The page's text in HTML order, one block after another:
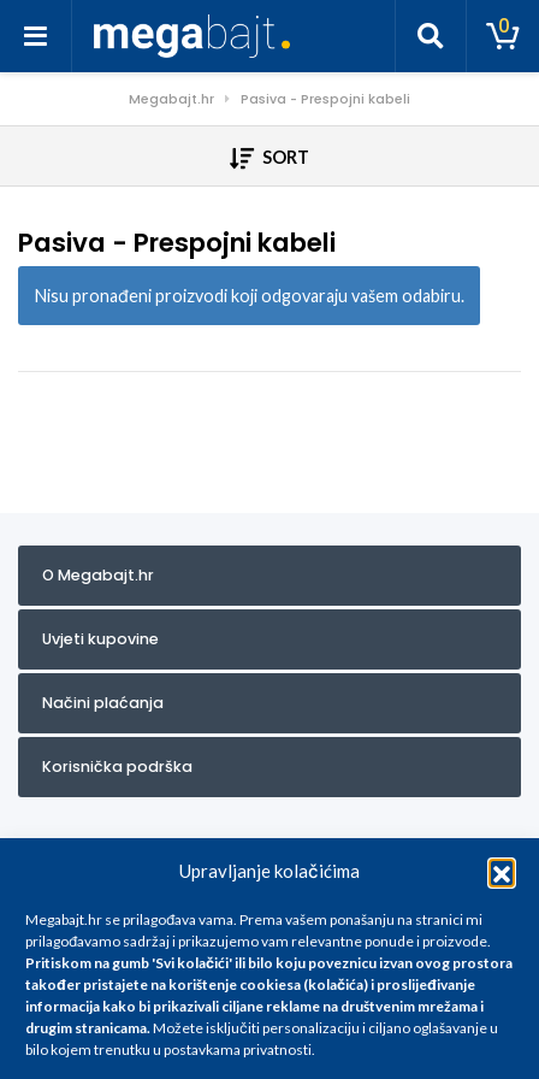
Upravljanje kolačićima
Megabajt.hr se prilagođava vama. Prema vašem ponašanju na stranici mi
prilagođavamo sadržaj i prikazujemo vam relevantne ponude i proizvode.
Pritiskom na gumb 'Svi kolačići' ili bilo koju poveznicu izvan ovog prostora
također pristajete na korištenje cookiesa (kolačića) i proslijeđivanje
informacija kako bi prikazivali ciljane reklame na društvenim mrežama i
drugim stranicama.Možete isključiti personalizaciju i ciljano oglašavanje u
bilo kojem trenutku u postavkama privatnosti.
0
Megabajt.hr Pasiva - Prespojni kabeli
SORT
Pasiva - Prespojni kabeli
Nisu pronađeni proizvodi koji odgovaraju vašem odabiru.
O Megabajt.hr
Uvjeti kupovine
Načini plaćanja
Korisnička podrška
Za artikle kojih trenutno nema u ponudi obratite nam se na
info@megabajt.hr. Sve cijene su informativnog karaktera i podložne su
promjenama, a
iskazane su za avansno plaćanje(gotovina) u Eurima i uključuju PDV. Sve